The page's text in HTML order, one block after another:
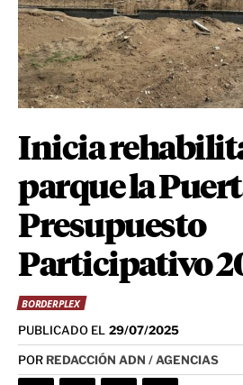
Inicia
parque la
Presupuesto
Participativo
BORDERPLEX
PUBLICADO EL 29/07/2025
POR REDACCIÓN ADN / AGENCIAS